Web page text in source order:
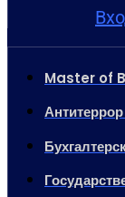
Master of
Антитеррор